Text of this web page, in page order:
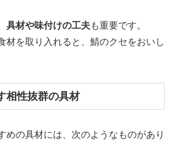
具材や味付けの工夫も重要です。
材を取り入れると、鯖のクセをおいし
相性抜群の具材
めの具材には、次のようなものがあり